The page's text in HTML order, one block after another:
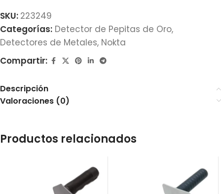
SKU: 223249
Categorías: Detector de Pepitas de Oro,
Detectores de Metales, Nokta
Compartir:
Descripción
Valoraciones (0)
Productos relacionados